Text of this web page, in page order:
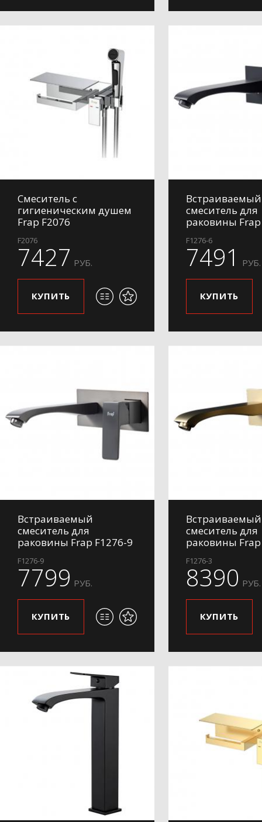
Смеситель с
гигиеническим душем
Frap F2076
F2076
7427 РУБ.
КУПИТЬ
Встраиваемый
смеситель для
раковины Frap
F1276-6
7491 РУБ.
КУПИТЬ
Встраиваемый
смеситель для
раковины Frap F1276-9
F1276-9
7799 РУБ.
КУПИТЬ
Встраиваемый
смеситель для
раковины Frap
F1276-3
8390 РУБ.
КУПИТЬ